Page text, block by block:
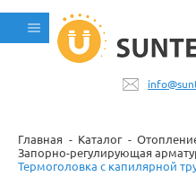
Главная Каталог
Запорно-регулирующая
Термоголовка с капилярной